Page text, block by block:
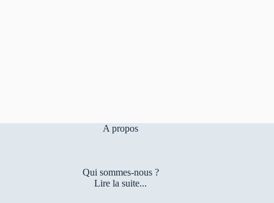
A propos
Qui sommes-nous ?
Lire la suite...